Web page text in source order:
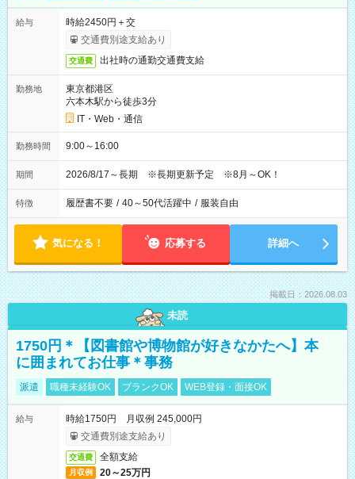
給与
時給2450円＋交
交通費別途支給あり
交通費 出社時の通勤交通費支給
勤務地
東京都港区
六本木駅から徒歩3分
IT・Web・通信
勤務時間 9:00～16:00
期間 2026/8/17～長期 ※長期更新予定 ※8月～OK！
特徴 履歴書不要 / 40～50代活躍中 / 服装自由
気になる！ 応募する 詳細へ
掲載日：2026.08.03
未読
1750円＊【図書館や博物館が好きなかたへ】本
に囲まれてお仕事＊事務
派遣 職種未経験OK ブランクOK WEB登録・面接OK
給与
時給1750円 月収例 245,000円
交通費別途支給あり
交通費 全額支給
月収例 20～25万円